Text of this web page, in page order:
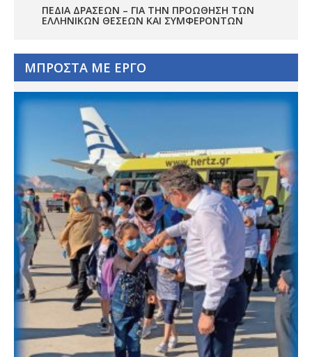
ΠΕΔΊΑ ΔΡΆΣΕΩΝ – ΓΙΑ ΤΗΝ ΠΡΟΏΘΗΣΗ ΤΩΝ
ΕΛΛΗΝΙΚΏΝ ΘΈΣΕΩΝ ΚΑΙ ΣΥΜΦΕΡΌΝΤΩΝ
ΜΠΡΟΣΤΑ ΜΕ ΕΡΓΟ